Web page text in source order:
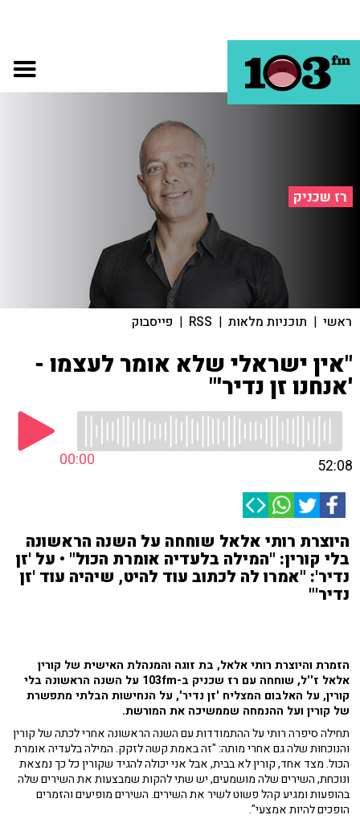
רז שכניק
ראשי | תוכניות מלאות |
RSS
| פייסבוק
"אין ישראלי שלא אומר לעצמו -
'אנחנו זן נדיר'"
00:00 52:08
היוצרת רותי אלאל שוחחה על השנה הראשונה
בלי קורין: "המילה בלעדיה אומרת הכול" • על 'זן
נדיר': "אמרו לה לכתוב עוד להיט, שיהיה עוד 'זן
נדיר'"
הזמרת והיוצרת רותי אלאל, בת זוגה והמנהלת האישית של קורין
אלאל ז''ל, שוחחה עם רז שכניק ב-103fm על השנה הראשונה בלי
קורין, על האלבום המצליח 'זן נדיר', על הנחישות הבלתי מתפשרת
של קורין ועל ההנמחה שממשיכה את המורשת.
תחילה סיפרה רותי על ההתמודדות עם השנה הראשונה אחרי לכתה של קורין
והנוכחות שלה גם אחרי מותה: "זה באמת קשה לזקק. המילה בלעדיה אומרת
הכול. מצד אחד, קורין לא בבית, אבל אני יכולה להגיד שקורין כל כך נמצאת
ונוכחת, השירים שלה מושמעים, יש שתי להקות שמבצעות את השירים שלה
בהופעות ומגיע קהל פשוט לשיר את השירים. השירים מופיעים והזמרים
הופכים להיות אמצעי".